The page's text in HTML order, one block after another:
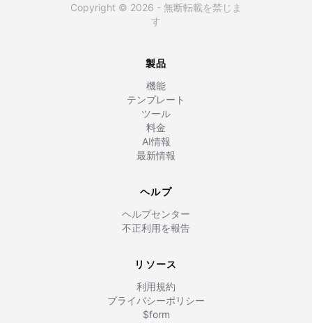
Copyright © 2026 - 無断転載を禁じま
す
製品
機能
テンプレート
ツール
料金
AI情報
最新情報
ヘルプ
ヘルプセンター
不正利用を報告
リソース
利用規約
プライバシーポリシー
$form